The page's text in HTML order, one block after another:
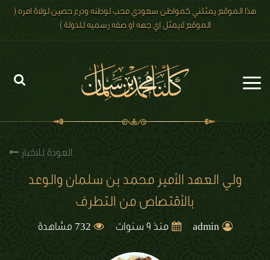
هذا الموقع يمثلني كمواطن سعودي محب لوطنه ودرع حصين لولاة امره (
الموقع لايمثل اي جهه او صفه رسميه للدولة )
العودة للاخبار
ولي العهد الأمير محمد بن سلمان والوعد
بالأقتصاص من التطرف
admin منذ 9 سنوات 732 مشاهدة